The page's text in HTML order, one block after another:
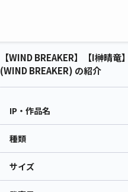
【WIND BREAKER】【I榊晴
(WIND BREAKER) の紹介
IP・作品名
種類
サイズ